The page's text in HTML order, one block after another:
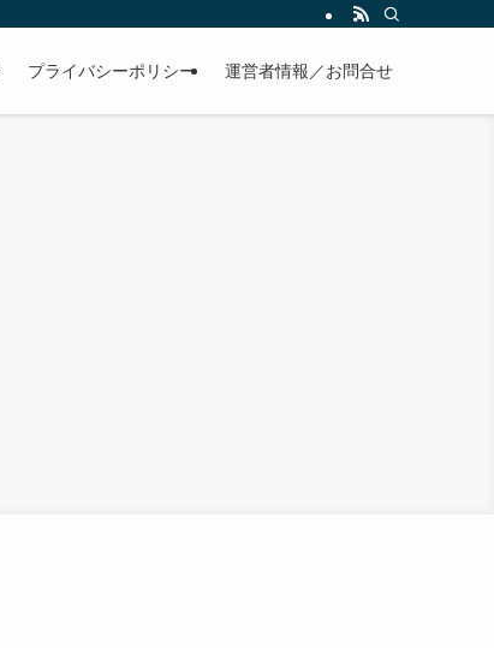
プライバシーポリシー 運営者情報／お問合せ